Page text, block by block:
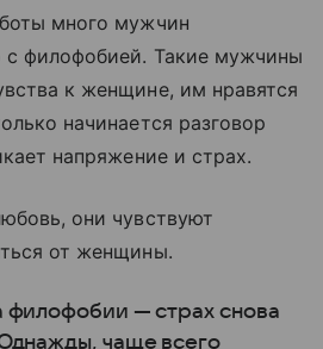
много мужчин
филофобией. Такие мужчины
к женщине, им нравятся
начинается разговор
напряжение и страх.
они чувствуют
от женщины.
филофобии — страх снова
чаще всего